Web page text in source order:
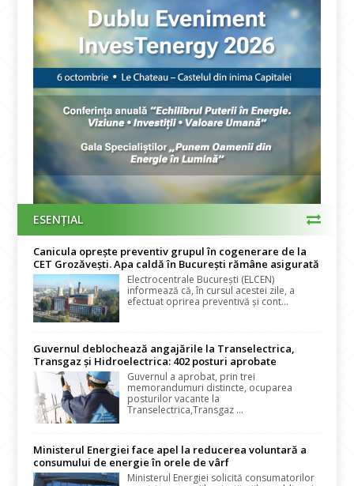
ESENȚIAL
Canicula oprește preventiv grupul în cogenerare de la
CET Grozăvești. Apa caldă în București rămâne asigurată
Electrocentrale București (ELCEN)
informează că, în cursul acestei zile, a
efectuat oprirea preventivă și cont...
Guvernul deblochează angajările la Transelectrica,
Transgaz și Hidroelectrica: 402 posturi aprobate
Guvernul a aprobat, prin trei
memorandumuri distincte, ocuparea
posturilor vacante la
Transelectrica,Transgaz ...
Ministerul Energiei face apel la reducerea voluntară a
consumului de energie în orele de vârf
Ministerul Energiei solicită consumatorilor